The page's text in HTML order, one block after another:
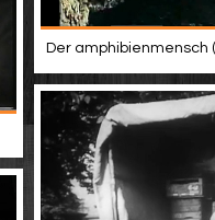
Der amphibienmensch